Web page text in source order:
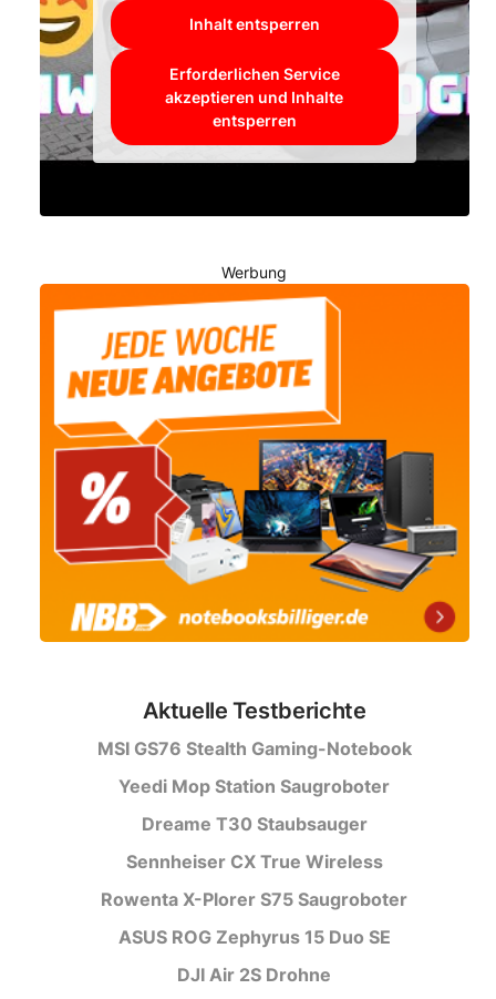
Inhalt entsperren
Erforderlichen Service
akzeptieren und Inhalte
entsperren
Werbung
Aktuelle Testberichte
MSI GS76 Stealth Gaming-Notebook
Yeedi Mop Station Saugroboter
Dreame T30 Staubsauger
Sennheiser CX True Wireless
Rowenta X-Plorer S75 Saugroboter
ASUS ROG Zephyrus 15 Duo SE
DJI Air 2S Drohne